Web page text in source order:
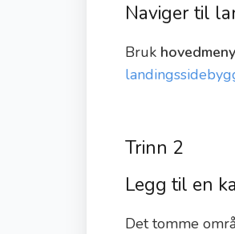
Naviger til
Bruk
Trinn 2
Legg til en
Det tomme